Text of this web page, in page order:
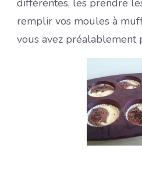
différentes, les prendre
remplir vos moules à
vous avez préalablement